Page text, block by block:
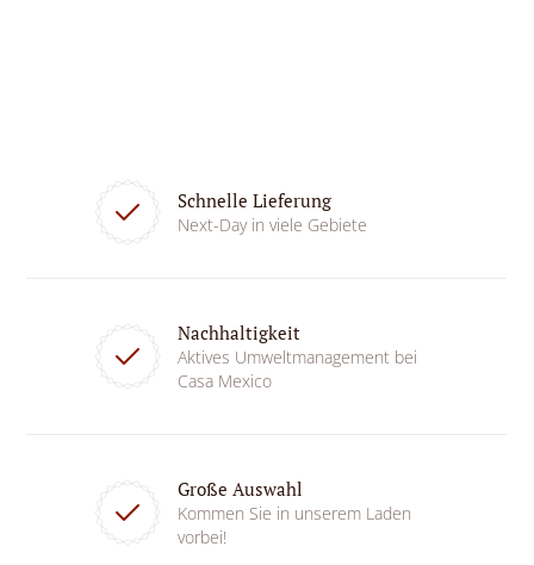
Schnelle Lieferung
Next-Day in viele Gebiete
Nachhaltigkeit
Aktives Umweltmanagement bei
Casa Mexico
Große Auswahl
Kommen Sie in unserem Laden
vorbei!